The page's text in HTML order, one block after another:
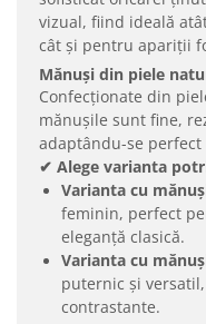
vizual, fiind ideală
cât și pentru apariții
Mănuși din piele
Confecționate din
mănușile sunt fine,
adaptându-se
✔ Alege varianta
Varianta cu
feminin, perfect
eleganță clasică.
Varianta cu
puternic și
contrastante.